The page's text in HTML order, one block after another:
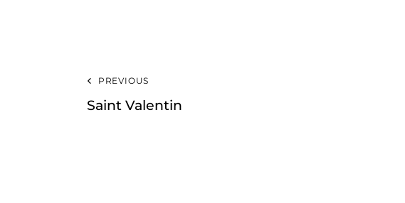
PREVIOUS
Saint Valentin